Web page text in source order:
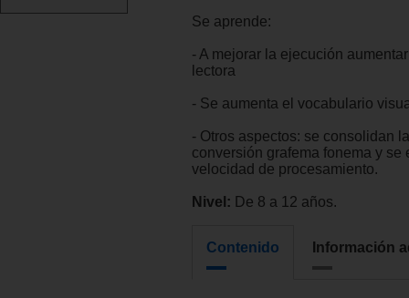
Se aprende:
- A mejorar la ejecución
lectora
- Se aumenta el vocabulario
- Otros aspectos: se consolidan
conversión grafema fonema y se
velocidad de procesamiento.
Nivel: De 8 a 12 años.
Contenido Información